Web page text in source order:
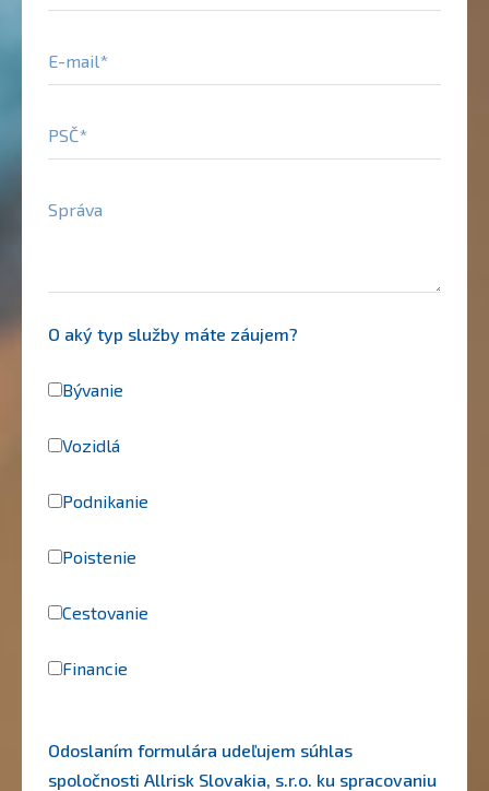
E-mail
PSČ
Správa
O aký typ služby máte záujem?
Bývanie
Vozidlá
Podnikanie
Poistenie
Cestovanie
Financie
Odoslaním formulára udeľujem súhlas
spoločnosti Allrisk Slovakia, s.r.o. ku spracovaniu